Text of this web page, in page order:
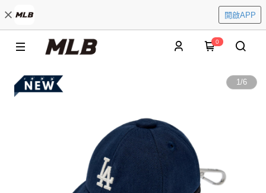
開啟APP
0
1/6